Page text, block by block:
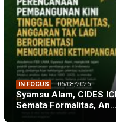
IN FOCUS 06/08/2026
Syamsu Alam, CIDES
Semata Formalitas, An…